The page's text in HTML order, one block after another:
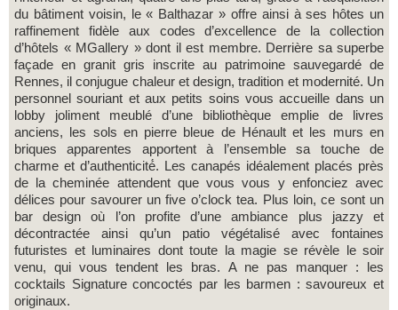
du bâtiment voisin, le « Balthazar » offre ainsi à ses hôtes un
raffinement fidèle aux codes d’excellence de la collection
d’hôtels « MGallery » dont il est membre. Derrière sa superbe
façade en granit gris inscrite au patrimoine sauvegardé de
Rennes, il conjugue chaleur et design, tradition et modernité. Un
personnel souriant et aux petits soins vous accueille dans un
lobby joliment meublé d’une bibliothèque emplie de livres
anciens, les sols en pierre bleue de Hénault et les murs en
briques apparentes apportent à l’ensemble sa touche de
charme et d’authenticité́. Les canapés idéalement placés près
de la cheminée attendent que vous vous y enfonciez avec
délices pour savourer un five o’clock tea. Plus loin, ce sont un
bar design où l’on profite d’une ambiance plus jazzy et
décontractée ainsi qu’un patio végétalisé avec fontaines
futuristes et luminaires dont toute la magie se révèle le soir
venu, qui vous tendent les bras. A ne pas manquer : les
cocktails Signature concoctés par les barmen : savoureux et
originaux.